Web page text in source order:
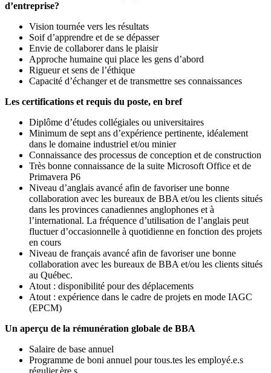
d’entreprise?
Vision tournée vers les résultats
Soif d’apprendre et de se dépasser
Envie de collaborer dans le plaisir
Approche humaine qui place les gens d’abord
Rigueur et sens de l’éthique
Capacité d’échanger et de transmettre ses connaissances
Les certifications et requis du poste, en bref
Diplôme d’études collégiales ou universitaires
Minimum de sept ans d’expérience pertinente, idéalement
dans le domaine industriel et/ou minier
Connaissance des processus de conception et de construction
Très bonne connaissance de la suite Microsoft Office et de
Primavera P6
Niveau d’anglais avancé afin de favoriser une bonne
collaboration avec les bureaux de BBA et/ou les clients situés
dans les provinces canadiennes anglophones et à
l’international. La fréquence d’utilisation de l’anglais peut
fluctuer d’occasionnelle à quotidienne en fonction des projets
en cours
Niveau de français avancé afin de favoriser une bonne
collaboration avec les bureaux de BBA et/ou les clients situés
au Québec.
Atout : disponibilité pour des déplacements
Atout : expérience dans le cadre de projets en mode IAGC
(EPCM)
Un aperçu de la rémunération globale de BBA
Salaire de base annuel
Programme de boni annuel pour tous.tes les employé.e.s
régulier.ère.s